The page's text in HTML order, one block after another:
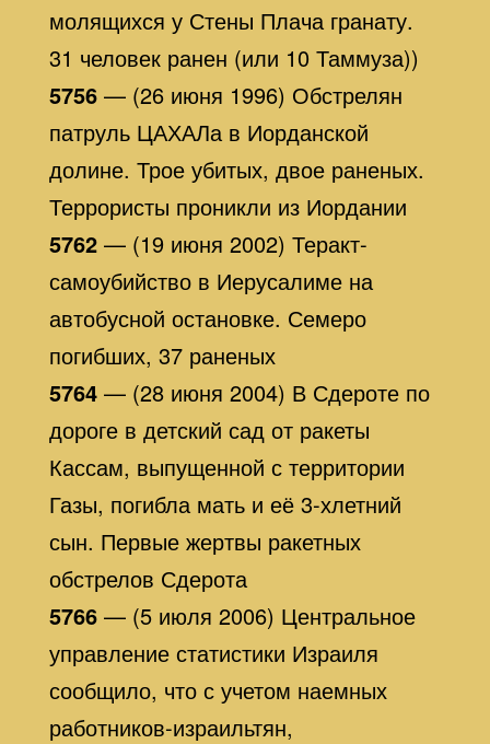
молящихся у Стены Плача гранату.
31 человек ранен (или 10 Таммуза))
5756— (26 июня 1996) Обстрелян
патруль ЦАХАЛа в Иорданской
долине. Трое убитых, двое раненых.
Террористы проникли из Иордании
5762— (19 июня 2002) Теракт-
самоубийство в Иерусалиме на
автобусной остановке. Семеро
погибших, 37 раненых
5764— (28 июня 2004) В Сдероте по
дороге в детский сад от ракеты
Кассам, выпущенной с территории
Газы, погибла мать и её 3-хлетний
сын. Первые жертвы ракетных
обстрелов Сдерота
5766— (5 июля 2006) Центральное
управление статистики Израиля
сообщило, что с учетом наемных
работников-израильтян,